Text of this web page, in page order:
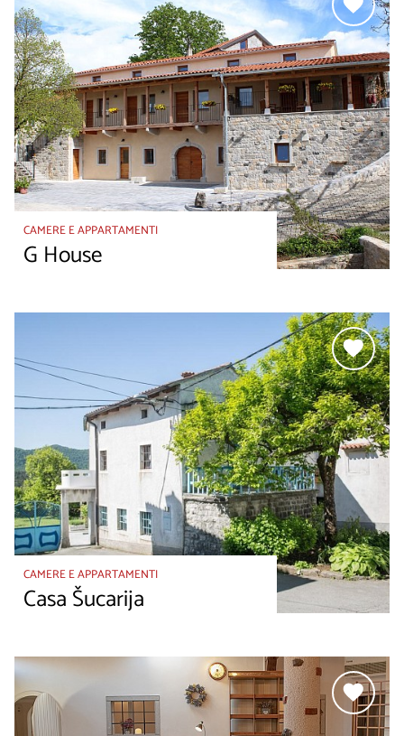
CAMERE E APPARTAMENTI
G House
CAMERE E APPARTAMENTI
Casa Šucarija